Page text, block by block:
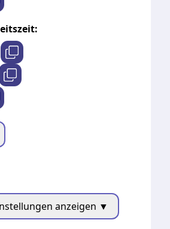
anzeigen ▼